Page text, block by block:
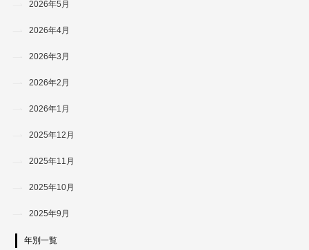
2026年5月
2026年4月
2026年3月
2026年2月
2026年1月
2025年12月
2025年11月
2025年10月
2025年9月
年別一覧